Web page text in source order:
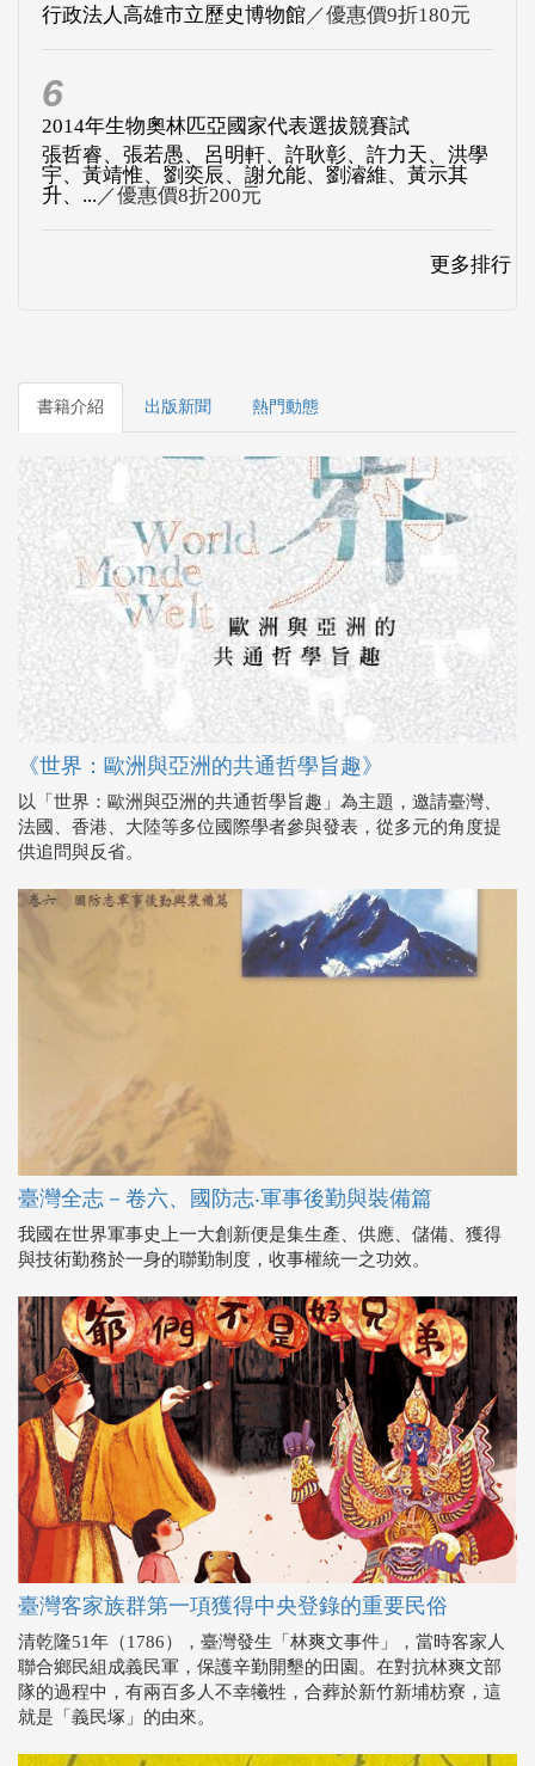
行政法人高雄市立歷史博物館／優惠價9折180元
6
2014年生物奧林匹亞國家代表選拔競賽試
張哲睿、張若愚、呂明軒、許耿彰、許力天、洪學
宇、黃靖惟、劉奕辰、謝允能、劉濬維、黃示其
升、... ／優惠價8折200元
更多排行
書籍介紹 出版新聞 熱門動態
《世界：歐洲與亞洲的共通哲學旨趣》
以「世界：歐洲與亞洲的共通哲學旨趣」為主題，邀請臺灣、
法國、香港、大陸等多位國際學者參與發表，從多元的角度提
供追問與反省。
臺灣全志－卷六、國防志‧軍事後勤與裝備篇
我國在世界軍事史上一大創新便是集生產、供應、儲備、獲得
與技術勤務於一身的聯勤制度，收事權統一之功效。
臺灣客家族群第一項獲得中央登錄的重要民俗
清乾隆51年（1786），臺灣發生「林爽文事件」，當時客家人
聯合鄉民組成義民軍，保護辛勤開墾的田園。在對抗林爽文部
隊的過程中，有兩百多人不幸犧牲，合葬於新竹新埔枋寮，這
就是「義民塚」的由來。